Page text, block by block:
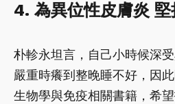
4. 為異位性皮膚炎
朴軫永坦言，自己小時候深
嚴重時癢到整晚睡不好，因
生物學與免疫相關書籍，希